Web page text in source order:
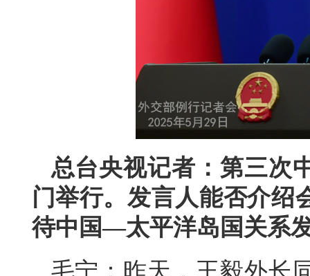
总台央视记者：第三次
门举行。发言人能否介绍
待中国—太平洋岛国关系
毛宁：昨天，王毅外长